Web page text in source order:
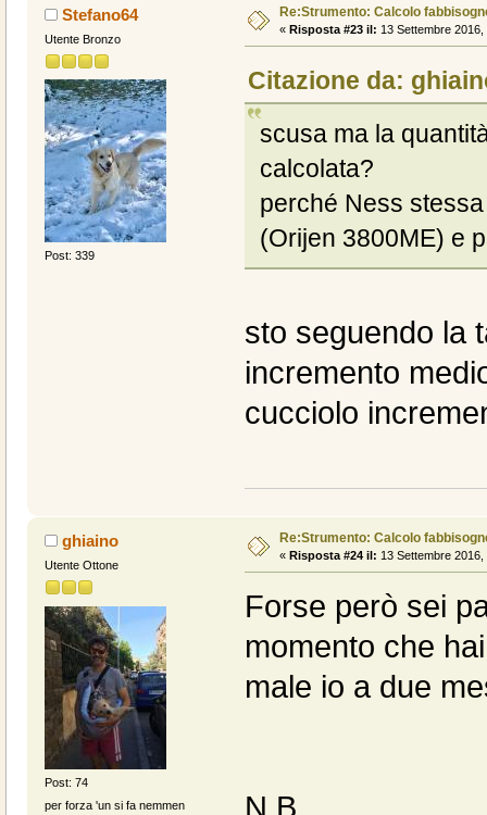
Stefano64
Utente Bronzo
Post: 339
Re:Strumento: Calcolo
« Risposta #23 il: 13 Settembre 2016,
Citazione da:
scusa ma la
calcolata?
perché Ness
(Orijen 3800ME) e
sto seguendo la
incremento
cucciolo
ghiaino
Utente Ottone
Post: 74
per forza 'un si fa nemmen
Re:Strumento: Calcolo
« Risposta #24 il: 13 Settembre 2016,
Forse però sei
momento che
male io a due
N.B.